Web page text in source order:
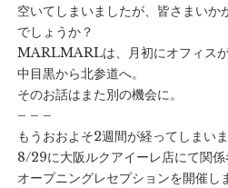
空いてしまいましたが、皆さまいか
でしょうか？
MARLMARLは、月初にオフィスが
中目黒から北参道へ。
そのお話はまた別の機会に。
– – –
もうおおよそ2週間が経ってしまいま
8/29に大阪ルクアイーレ店にて関
オープニングレセプションを開催し